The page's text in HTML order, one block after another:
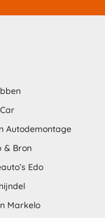
Autodemontage
& Bron
Edo
Markelo